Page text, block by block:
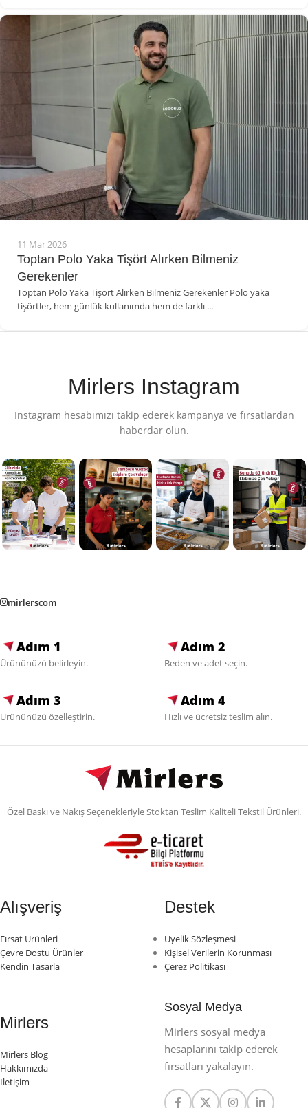
11 Mar 2026
Toptan Polo Yaka Tişört Alırken Bilmeniz
Gerekenler
Toptan Polo Yaka Tişört Alırken Bilmeniz Gerekenler Polo yaka
tişörtler, hem günlük kullanımda hem de farklı ...
Mirlers Instagram
Instagram hesabımızı takip ederek kampanya ve fırsatlardan
haberdar olun.
mirlerscom
Adım 1
Ürününüzü belirleyin.
Adım 2
Beden ve adet seçin.
Adım 3
Ürününüzü özelleştirin.
Adım 4
Hızlı ve ücretsiz teslim alın.
Özel Baskı ve Nakış Seçenekleriyle Stoktan Teslim Kaliteli Tekstil Ürünleri.
Alışveriş
Fırsat Ürünleri
Çevre Dostu Ürünler
Kendin Tasarla
Destek
Üyelik Sözleşmesi
Kişisel Verilerin Korunması
Çerez Politikası
Mirlers
Mirlers Blog
Hakkımızda
İletişim
Sosyal Medya
Mirlers sosyal medya
hesaplarını takip ederek
fırsatları yakalayın.